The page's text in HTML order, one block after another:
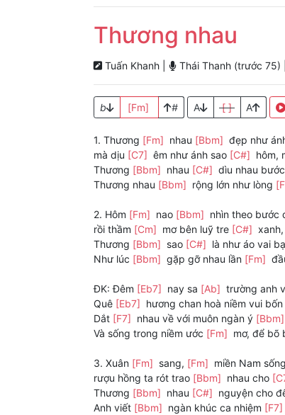
Thương nhau
Tuấn Khanh | Thái Thanh (trước 75) |
b [Fm] # A [ ] A
1. Thương [Fm] nhau [Bbm] đẹp như
mà dịu [C7] êm như ánh sao [C#] hôm,
Thương [Bbm] nhau [C#] dìu nhau
Thương nhau [Bbm] rộng lớn như lòng
2. Hôm [Fm] nao [Bbm] nhìn theo bước
rồi thầm [Cm] mơ bên luỹ tre [C#]
Thương [Bbm] sao [C#] là như áo vai
Như lúc [Bbm] gặp gỡ nhau lần [Fm]
ĐK: Đêm [Eb7] nay sa [Ab] trường anh
Quê [Eb7] hương chan hoà niềm vui bốn
Dắt [F7] nhau về với muôn ngàn ý [Bbm]
Và sống trong niềm ước [Fm] mơ, để bõ
3. Xuân [Fm] sang, [Fm] miền Nam
rượu hồng ta rót trao [Bbm] nhau cho
Thương [Bbm] nhau [C#] nguyện cho
Anh viết [Bbm] ngàn khúc ca nhiệm [F7]